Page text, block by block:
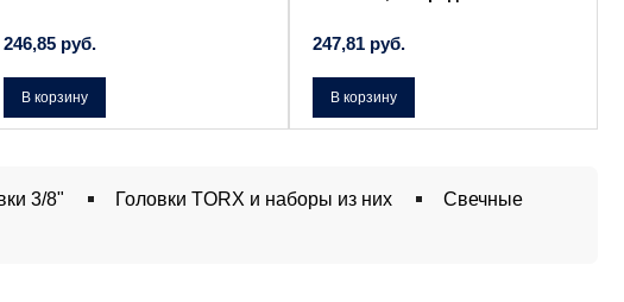
246,85 руб.
В корзину
247,81 руб.
В корзину
3/8" Головки TORX и наборы из них
Свечные